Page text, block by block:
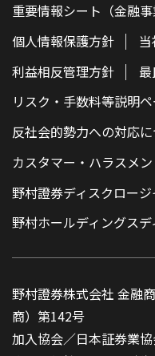
重要情報シート（金融事
個人情報保護方針
利益相反管理方針
リスク・手数料等説明
反社会的勢力への対応
カスタマー・ハラスメ
野村證券ディスクロー
野村ホールディングス
野村證券株式会社 金融
商）第142号
加入協会／日本証券業